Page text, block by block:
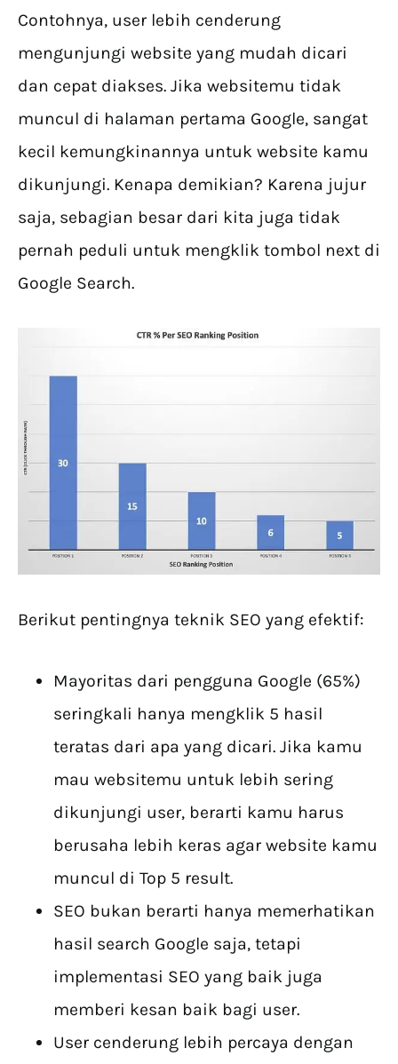
Contohnya, user lebih cenderung
mengunjungi website yang mudah dicari
dan cepat diakses. Jika websitemu tidak
muncul di halaman pertama Google, sangat
kecil kemungkinannya untuk website kamu
dikunjungi. Kenapa demikian? Karena jujur
saja, sebagian besar dari kita juga tidak
pernah peduli untuk mengklik tombol next di
Google Search.
Berikut pentingnya teknik SEO yang efektif:
Mayoritas dari pengguna Google (65%)
seringkali hanya mengklik 5 hasil
teratas dari apa yang dicari. Jika kamu
mau websitemu untuk lebih sering
dikunjungi user, berarti kamu harus
berusaha lebih keras agar website kamu
muncul di Top 5 result.
SEO bukan berarti hanya memerhatikan
hasil search Google saja, tetapi
implementasi SEO yang baik juga
memberi kesan baik bagi user.
User cenderung lebih percaya dengan